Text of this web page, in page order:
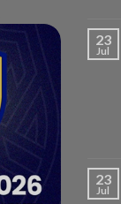
23
Jul
23
Jul